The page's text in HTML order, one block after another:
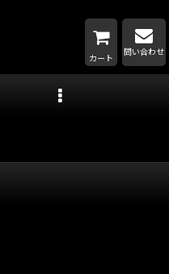
カート
問い合わせ